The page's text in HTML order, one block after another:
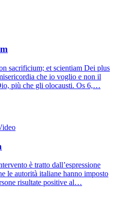
sacrificium; et scientiam Dei plus
che io voglio e non il
più che gli olocausti. Os 6,…
è tratto dall’espressione
le autorità italiane hanno imposto
risultate positive al…